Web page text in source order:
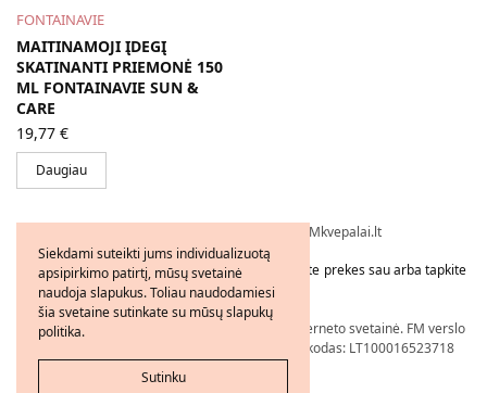
FONTAINAVIE
MAITINAMOJI ĮDEGĮ
SKATINANTI PRIEMONĖ 150
ML FONTAINAVIE SUN &
CARE
19,77 €
Daugiau
Visos teisės saugomos © 2026 - FMkvepalai.lt
Tapkite FMWorld verslo partneriu arba užsakykite prekes sau arba tapkite
platintoju!
Nepriklausomo FM WORLD Verslo Partnerio interneto svetainė. FM verslo
partnerio numeris: 21206239, PVM mokėtojo kodas: LT100016523718
Siekdami suteikti jums individualizuotą
apsipirkimo patirtį, mūsų svetainė
naudoja slapukus. Toliau naudodamiesi
šia svetaine sutinkate su mūsų slapukų
politika.
Sutinku